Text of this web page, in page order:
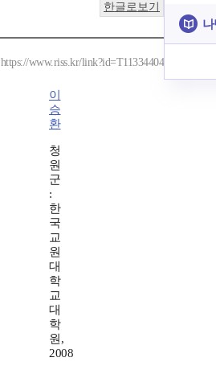
한글로보기
https://www.riss.kr/link?id=T11334404
이
승
환
청
원
군
:
한
국
교
원
대
학
교
대
학
원,
2008
나